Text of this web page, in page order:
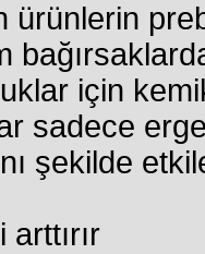
ürünlerin
için
sadece
şekilde